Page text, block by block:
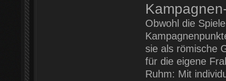
Obwohl die
sie als römische
für die eigene
Ruhm: Mit